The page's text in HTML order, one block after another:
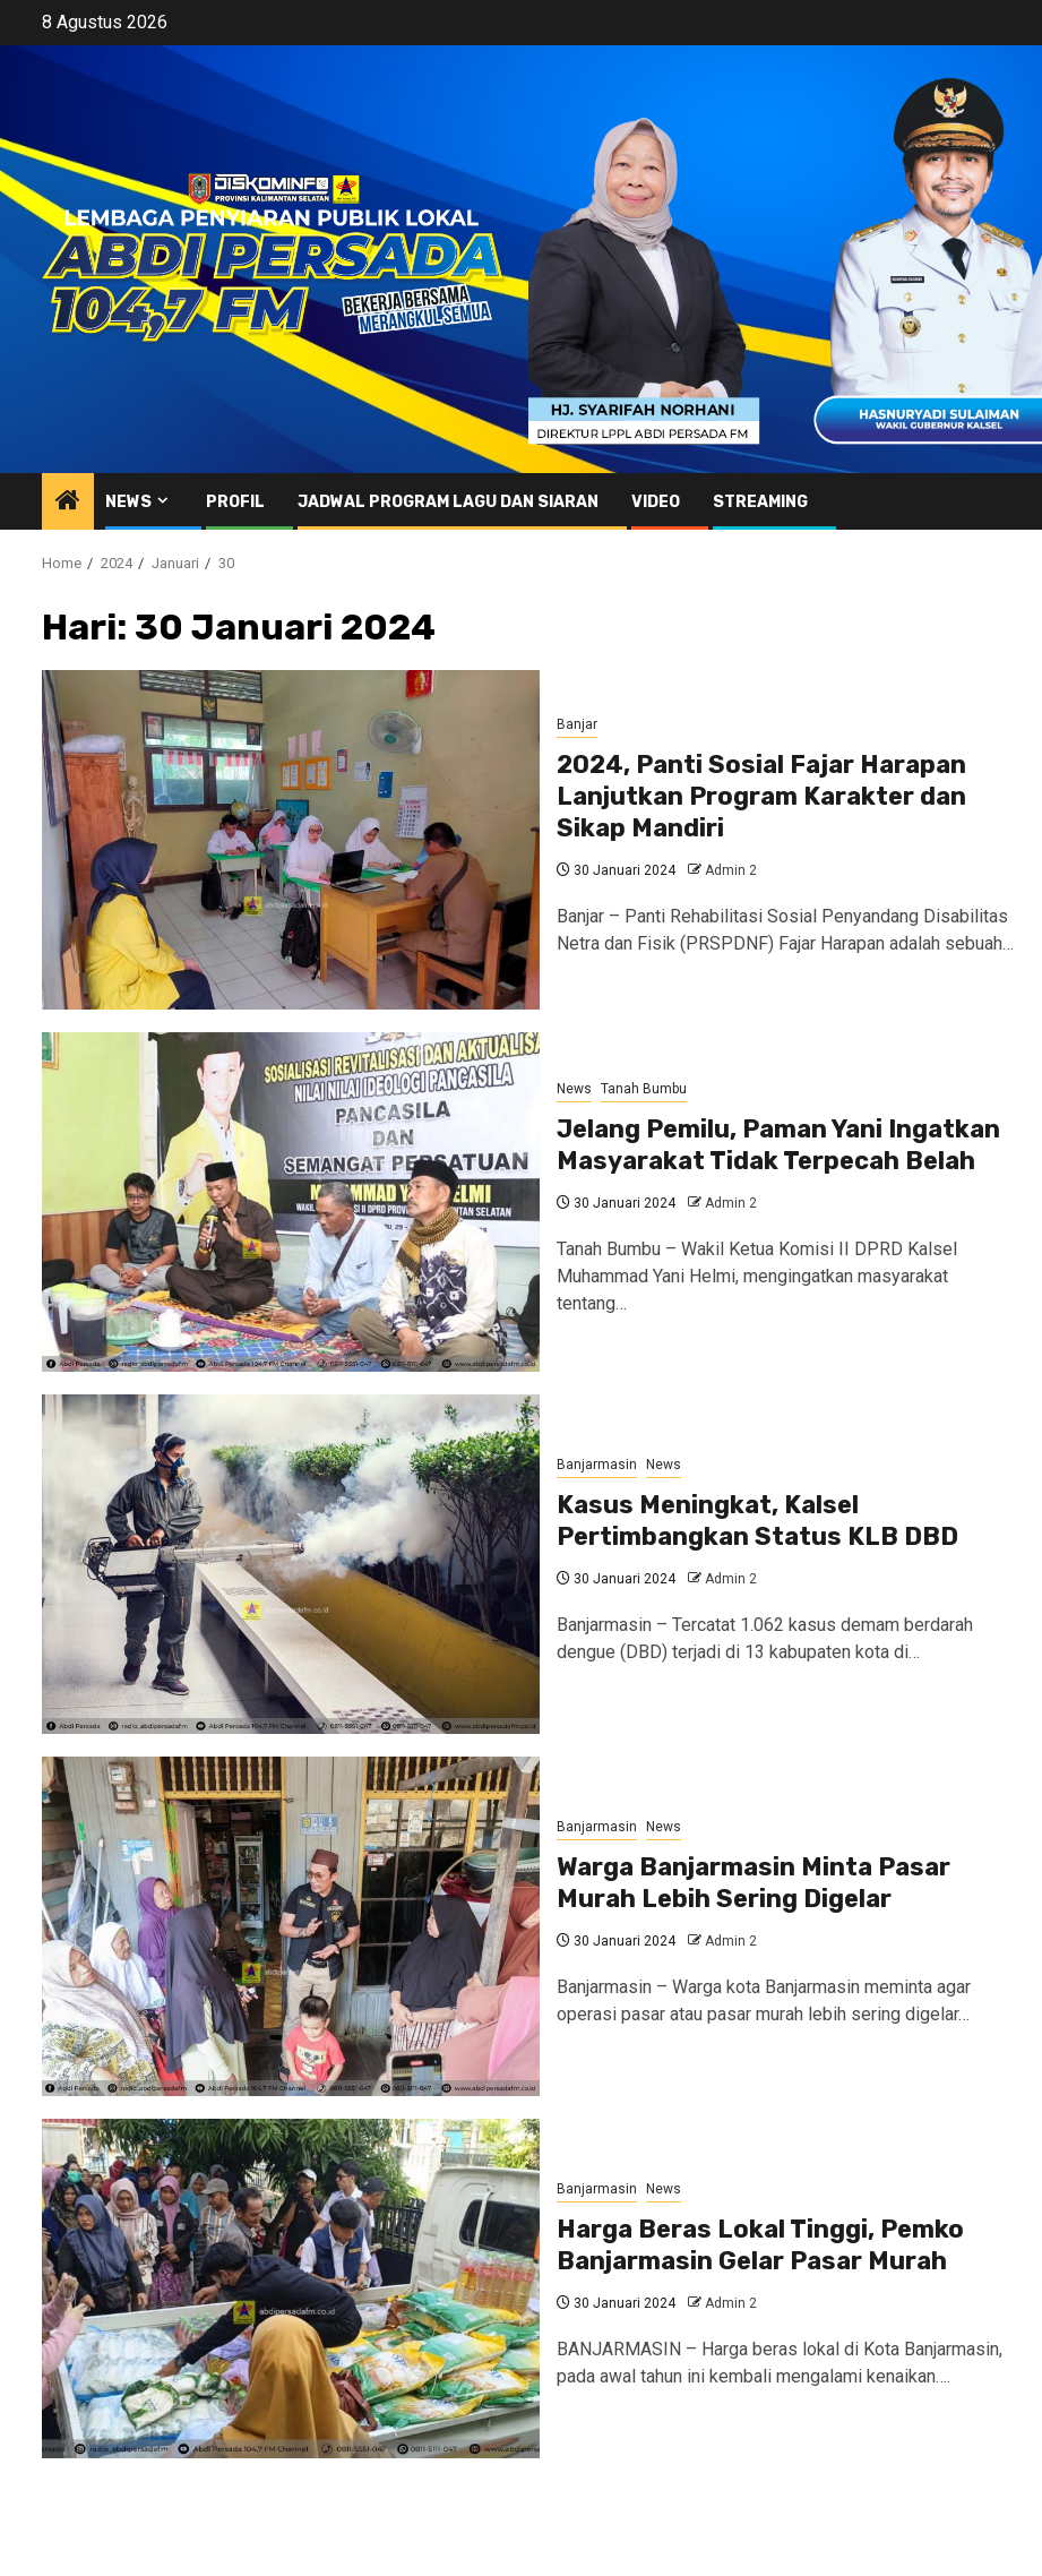
content
8 Agustus 2026
NEWS PROFIL JADWAL PROGRAM LAGU DAN SIARAN VIDEO STREAMING
Home 2024 Januari 30
Hari: 30 Januari 2024
Banjar
2024, Panti Sosial Fajar Harapan
Lanjutkan Program Karakter dan
Sikap Mandiri
30 Januari 2024 Admin 2
Banjar – Panti Rehabilitasi Sosial Penyandang Disabilitas
Netra dan Fisik (PRSPDNF) Fajar Harapan adalah sebuah…
News Tanah Bumbu
Jelang Pemilu, Paman Yani Ingatkan
Masyarakat Tidak Terpecah Belah
30 Januari 2024 Admin 2
Tanah Bumbu – Wakil Ketua Komisi II DPRD Kalsel
Muhammad Yani Helmi, mengingatkan masyarakat
tentang…
Banjarmasin News
Kasus Meningkat, Kalsel
Pertimbangkan Status KLB DBD
30 Januari 2024 Admin 2
Banjarmasin – Tercatat 1.062 kasus demam berdarah
dengue (DBD) terjadi di 13 kabupaten kota di…
Banjarmasin News
Warga Banjarmasin Minta Pasar
Murah Lebih Sering Digelar
30 Januari 2024 Admin 2
Banjarmasin – Warga kota Banjarmasin meminta agar
operasi pasar atau pasar murah lebih sering digelar…
Banjarmasin News
Harga Beras Lokal Tinggi, Pemko
Banjarmasin Gelar Pasar Murah
30 Januari 2024 Admin 2
BANJARMASIN – Harga beras lokal di Kota Banjarmasin,
pada awal tahun ini kembali mengalami kenaikan….